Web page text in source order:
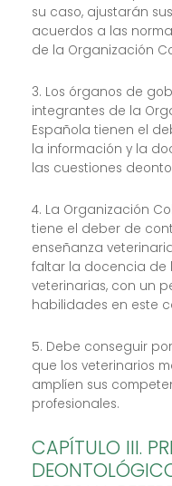
su caso, ajustarán
acuerdos a las
de la Organización
3. Los órganos de
integrantes de la
Española tienen el
la información y la
las cuestiones
4. La Organización
tiene el deber de
enseñanza
faltar la docencia de
veterinarias, con un
habilidades en este
5. Debe conseguir
que los veterinarios
amplíen sus
profesionales.
CAPÍTULO III.